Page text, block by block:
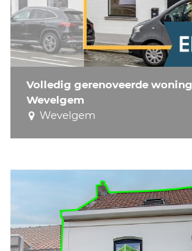
Volledig gerenoveerde
Wevelgem
Wevelgem